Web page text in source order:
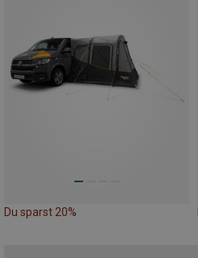
Du sparst 20%